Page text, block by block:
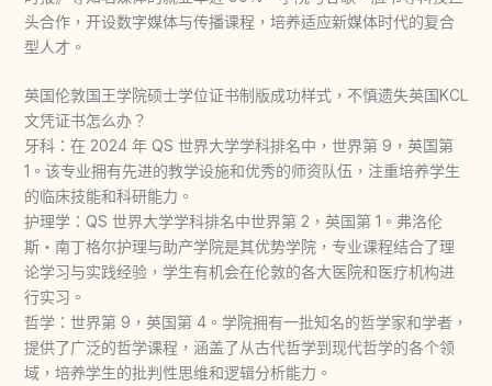
头合作，开设数字媒体与传播课程，培养适应新媒体时代的复合
型人才。
英国伦敦国王学院硕士学位证书制版成功样式，不慎遗失英国KCL
文凭证书怎么办？
牙科：在 2024 年 QS 世界大学学科排名中，世界第 9，英国第
1。该专业拥有先进的教学设施和优秀的师资队伍，注重培养学生
的临床技能和科研能力。
护理学：QS 世界大学学科排名中世界第 2，英国第 1。弗洛伦
斯・南丁格尔护理与助产学院是其优势学院，专业课程结合了理
论学习与实践经验，学生有机会在伦敦的各大医院和医疗机构进
行实习。
哲学：世界第 9，英国第 4。学院拥有一批知名的哲学家和学者，
提供了广泛的哲学课程，涵盖了从古代哲学到现代哲学的各个领
域，培养学生的批判性思维和逻辑分析能力。